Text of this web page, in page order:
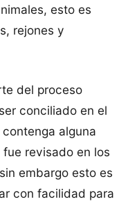
esto es
rejones y
del proceso
conciliado en el
alguna
revisado en los
embargo esto es
con facilidad para